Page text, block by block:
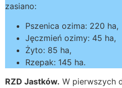
zasiano:
Pszenica ozima: 220 ha,
Jęczmień ozimy: 45 ha,
Żyto: 85 ha,
Rzepak: 145 ha.
RZD Jastków. W pierwszych